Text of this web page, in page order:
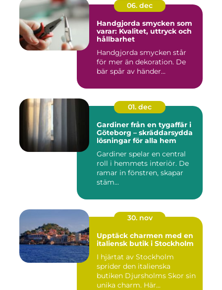
06. dec
Handgjorda smycken som
varar: Kvalitet, uttryck och
hållbarhet
Handgjorda smycken står
för mer än dekoration. De
bär spår av händer...
01. dec
Gardiner från en tygaffär i
Göteborg – skräddarsydda
lösningar för alla hem
Gardiner spelar en central
roll i hemmets interiör. De
ramar in fönstren, skapar
stäm...
30. nov
Upptäck charmen med en
italiensk butik i Stockholm
I hjärtat av Stockholm
sprider den italienska
butiken Djursholms Skor sin
unika charm. Här...